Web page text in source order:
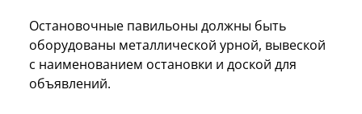
Остановочные павильоны должны быть
оборудованы металлической урной, вывеской
с наименованием остановки и доской для
объявлений.